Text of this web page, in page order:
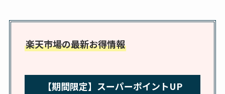
アクアテクトゲルが
こ？楽天・amazonで
れの口コミも調査
楽天市場の最新お得情報
【期間限定】スーパーポイントUP